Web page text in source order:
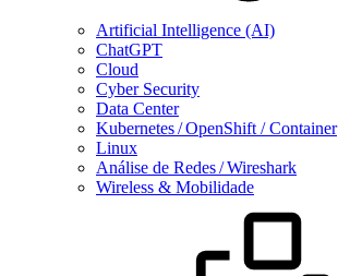
Artificial Intelligence (AI)
ChatGPT
Cloud
Cyber Security
Data Center
Kubernetes / OpenShift / Container
Linux
Análise de Redes / Wireshark
Wireless & Mobilidade